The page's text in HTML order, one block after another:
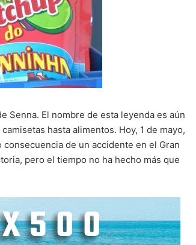
Senna. El nombre de esta leyenda es aún
hasta alimentos. Hoy, 1 de mayo,
de un accidente en el Gran
pero el tiempo no ha hecho más que